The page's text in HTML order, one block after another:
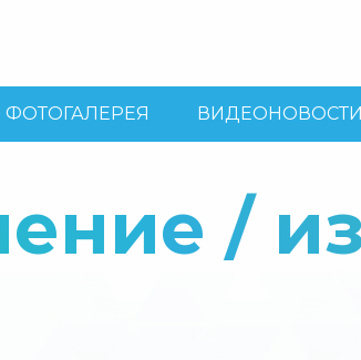
ФОТОГАЛЕРЕЯ ВИДЕОНОВОСТИ
/